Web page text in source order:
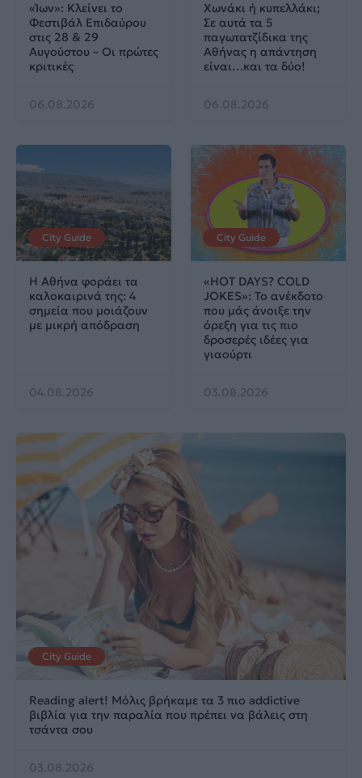
«Ίων»: Κλείνει το
Φεστιβάλ Επιδαύρου
στις 28 & 29
Αυγούστου – Οι πρώτες
κριτικές
06.08.2026
Χωνάκι ή κυπελλάκι;
Σε αυτά τα 5
παγωτατζίδικα της
Αθήνας η απάντηση
είναι…και τα δύο!
06.08.2026
City Guide
Η Αθήνα φοράει τα
καλοκαιρινά της: 4
σημεία που μοιάζουν
με μικρή απόδραση
04.08.2026
City Guide
«HOT DAYS? COLD
JOKES»: Το ανέκδοτο
που μάς άνοιξε την
όρεξη για τις πιο
δροσερές ιδέες για
γιαούρτι
03.08.2026
City Guide
Reading alert! Μόλις βρήκαμε τα 3 πιο addictive
βιβλία για την παραλία που πρέπει να βάλεις στη
τσάντα σου
03.08.2026